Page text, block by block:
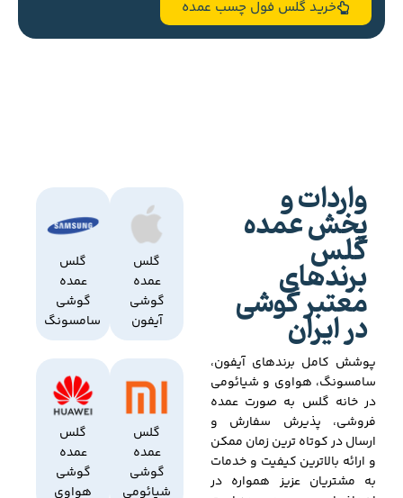
خرید گلس فول چسب عمده
واردات و
پخش عمده
گلس
برندهای
معتبر گوشی
در ایران
پوشش کامل برندهای آیفون،
سامسونگ، هواوی و شیائومی
در خانه گلس به صورت عمده
فروشی، پذیرش سفارش و
ارسال در کوتاه ترین زمان ممکن
و ارائه بالاترین کیفیت و خدمات
به مشتریان عزیز همواره در
گلس
عمده
گوشی
آیفون
گلس
عمده
گوشی
سامسونگ
گلس
عمده
گوشی
شیائومی
گلس
عمده
گوشی
هواوی